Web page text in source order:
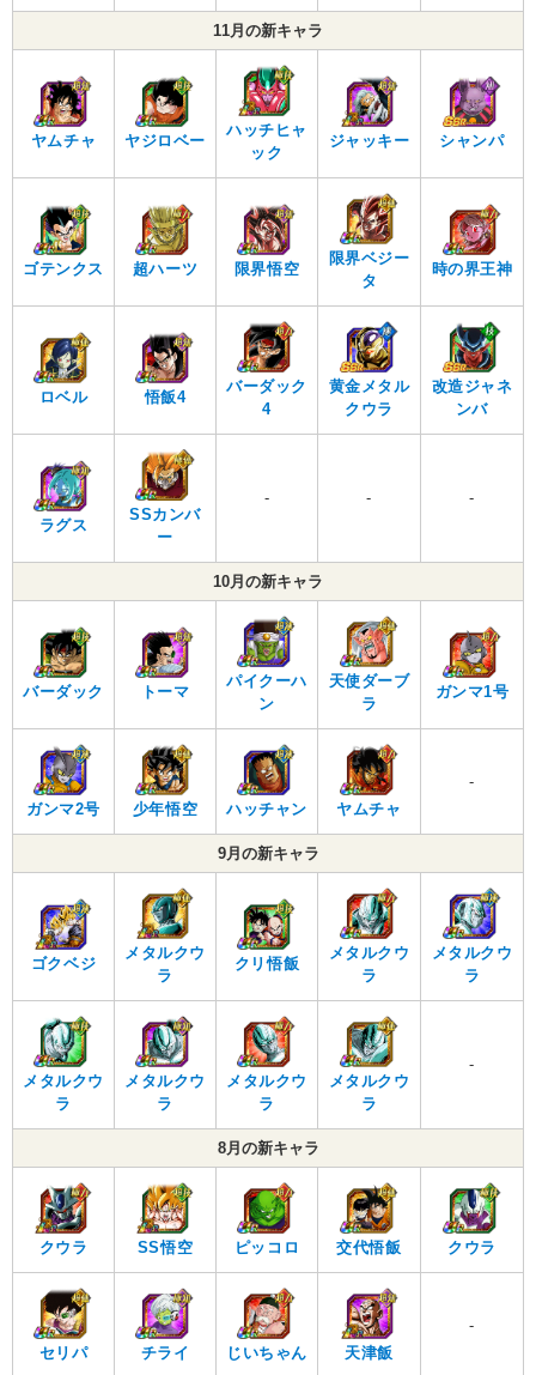
11月の新キャラ
ヤムチャ ヤジロベー
ハッチヒャ
ック
ジャッキー シャンパ
ゴテンクス 超ハーツ 限界悟空
限界ベジー
タ
時の界王神
ロベル 悟飯4
バーダック
4
黄金メタル
クウラ
改造ジャネ
ンバ
ラグス
SSカンバ
ー
- - -
10月の新キャラ
バーダック トーマ
パイクーハ
ン
天使ダーブ
ラ
ガンマ1号
ガンマ2号 少年悟空 ハッチャン ヤムチャ
-
9月の新キャラ
ゴクベジ
メタルクウ
ラ
クリ悟飯
メタルクウ
ラ
メタルクウ
ラ
メタルクウ
ラ
メタルクウ
ラ
メタルクウ
ラ
メタルクウ
ラ
-
8月の新キャラ
クウラ SS悟空 ピッコロ 交代悟飯 クウラ
セリパ チライ じいちゃん 天津飯
-